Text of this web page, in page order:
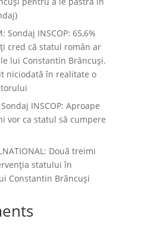
Sondaj INSCOP: 65,6%
cred că statul român ar
lui Constantin Brâncuși.
niciodată în realitate o
INSCOP: Aproape
vor ca statul să cumpere
Două treimi
statului în
Constantin Brâncuși